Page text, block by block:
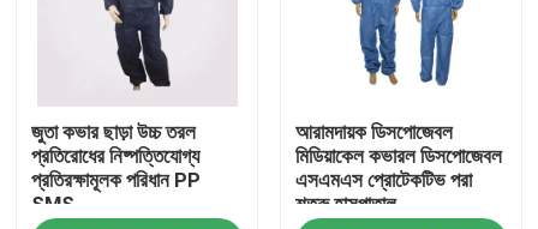
কারখানা ভ্রমণ
যোগাযোগ করুন
জুতা কভার ছাড়া উচ্চ তরল
প্রতিরোধের নিষ্পত্তিযোগ্য
প্রতিরক্ষামূলক পরিধান PP
SMS
আরামদায়ক ডিসপোজেবল
মিডিয়াকেল কভারল ডিসপোজেবল
এসএমএস প্রোটেকটিভ পরা
শত্রু হাসপাতাল